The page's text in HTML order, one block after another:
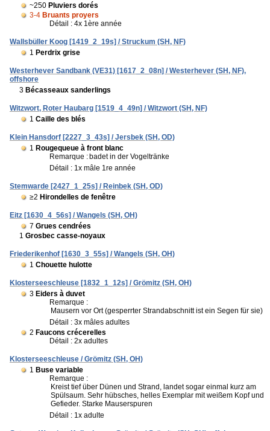
~250 Pluviers dorés
3-4 Bruants proyers
Détail : 4x 1ère année
Wallsbüller Koog [1419_2_19s] / Struckum (SH, NF)
1 Perdrix grise
Westerhever Sandbank (VE31) [1617_2_08n] / Westerhever (SH, NF),
offshore
3 Bécasseaux sanderlings
Witzwort, Roter Haubarg [1519_4_49n] / Witzwort (SH, NF)
1 Caille des blés
Klein Hansdorf [2227_3_43s] / Jersbek (SH, OD)
1 Rougequeue à front blanc
Remarque :badet in der Vogeltränke
Détail : 1x mâle 1re année
Stemwarde [2427_1_25s] / Reinbek (SH, OD)
≥2 Hirondelles de fenêtre
Eitz [1630_4_56s] / Wangels (SH, OH)
7 Grues cendrées
1 Grosbec casse-noyaux
Friederikenhof [1630_3_55s] / Wangels (SH, OH)
1 Chouette hulotte
Klosterseeschleuse [1832_1_12s] / Grömitz (SH, OH)
3 Eiders à duvet
Remarque :
Mausern vor Ort (gesperrter Strandabschnitt ist ein Segen für sie)
Détail : 3x mâles adultes
2 Faucons crécerelles
Détail : 2x adultes
Klosterseeschleuse / Grömitz (SH, OH)
1 Buse variable
Remarque :
Kreist tief über Dünen und Strand, landet sogar einmal kurz am
Spülsaum. Sehr hübsches, helles Exemplar mit weißem Kopf und
Gefieder. Starke Mauserspuren
Détail : 1x adulte